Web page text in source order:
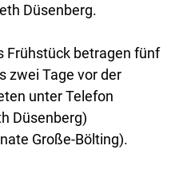
Düsenberg.
Frühstück betragen fünf
zwei Tage vor der
unter Telefon
Düsenberg)
Große-Bölting).